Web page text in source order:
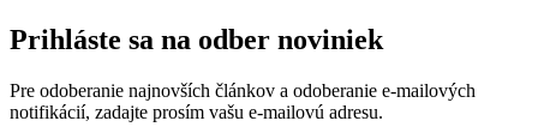
Prihláste sa na odber noviniek
Pre odoberanie najnovších článkov a odoberanie e-mailových
notifikácií, zadajte prosím vašu e-mailovú adresu.